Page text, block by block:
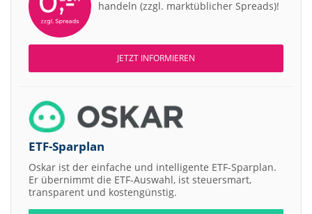
handeln (zzgl. marktüblicher Spreads)!
JETZT INFORMIEREN
ETF-Sparplan
Oskar ist der einfache und intelligente ETF-Sparplan.
Er übernimmt die ETF-Auswahl, ist steuersmart,
transparent und kostengünstig.